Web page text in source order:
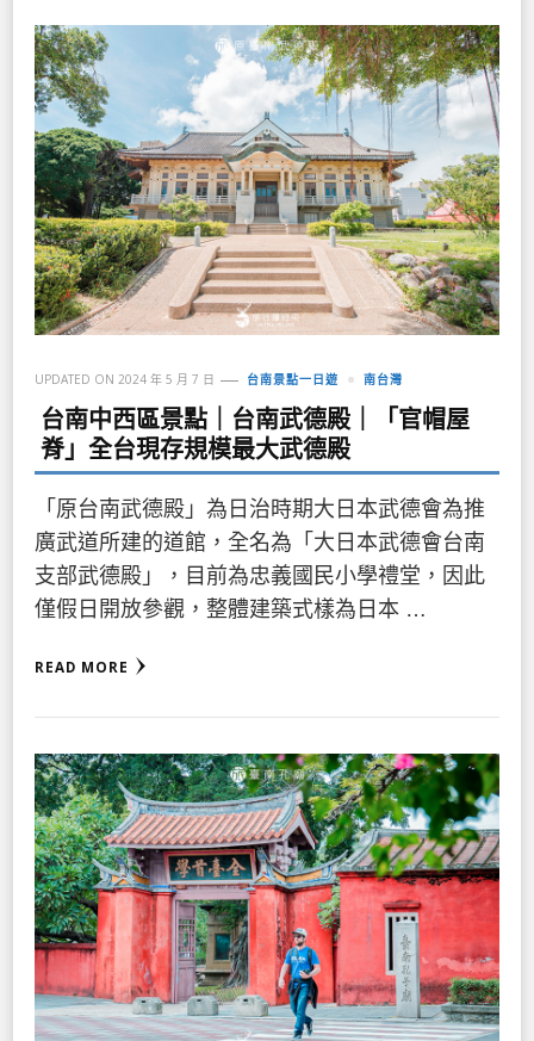
UPDATED ON 2024 年 5 月 7 日 台南景點一日遊 南台灣
台南中西區景點｜台南武德殿｜「官帽屋
脊」全台現存規模最大武德殿
「原台南武德殿」為日治時期大日本武德會為推
廣武道所建的道館，全名為「大日本武德會台南
支部武德殿」，目前為忠義國民小學禮堂，因此
僅假日開放參觀，整體建築式樣為日本 …
READ MORE